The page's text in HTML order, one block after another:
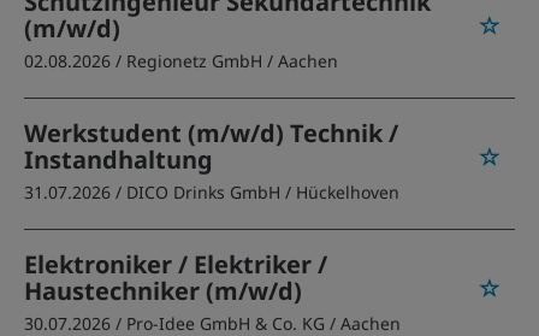
(m/w/d)
02.08.2026 / Regionetz GmbH / Aachen
Werkstudent (m/w/d) Technik /
Instandhaltung
31.07.2026 / DICO Drinks GmbH / Hückelhoven
Elektroniker / Elektriker /
Haustechniker (m/w/d)
30.07.2026 / Pro-Idee GmbH & Co. KG / Aachen